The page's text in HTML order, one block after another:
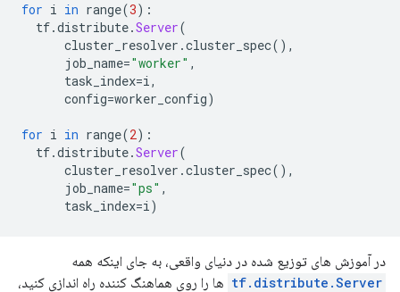
for i in range(3):
tf.distribute.Server(
cluster_resolver .cluster_spec(),
job_name="worker" ,
task_index=i,
config=worker_config)
for i in range(2):
tf.distribute.Server(
cluster_resolver .cluster_spec(),
job_name="ps" ,
task_index=i)
در آموزش های توزیع شده در دنیای واقعی، به جای اینکه همه
tf.distribute.Server ها را روی هماهنگ کننده راه اندازی کنید،